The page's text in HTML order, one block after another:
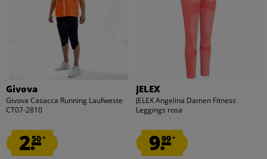
Givova
Givova Casacca Running Laufweste
CT07-2810
2.50*
JELEX
JELEX Angelina Damen Fitness
Leggings rosa
9.99*